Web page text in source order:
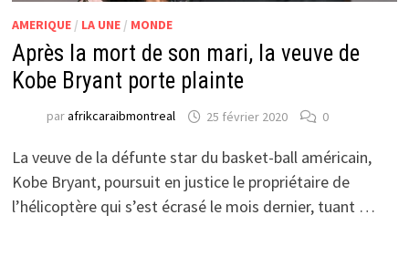
AMERIQUE/ LA UNE/ MONDE
Après la mort de son mari, la veuve de
Kobe Bryant porte plainte
parafrikcaraibmontreal 25 février 2020 0
La veuve de la défunte star du basket-ball américain,
Kobe Bryant, poursuit en justice le propriétaire de
l’hélicoptère qui s’est écrasé le mois dernier, tuant …